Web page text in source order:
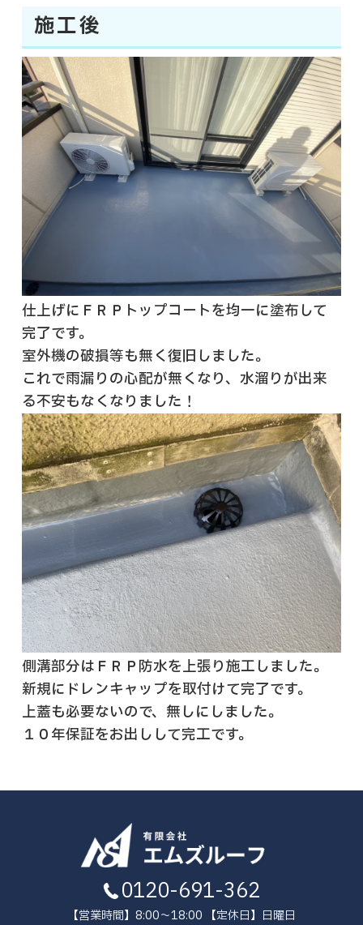
施工後
仕上げにＦＲＰトップコートを均一に塗布して
完了です。
室外機の破損等も無く復旧しました。
これで雨漏りの心配が無くなり、水溜りが出来
る不安もなくなりました！
側溝部分はＦＲＰ防水を上張り施工しました。
新規にドレンキャップを取付けて完了です。
上蓋も必要ないので、無しにしました。
１０年保証をお出しして完工です。
0120-691-362
【営業時間】8:00～18:00 【定休日】日曜日